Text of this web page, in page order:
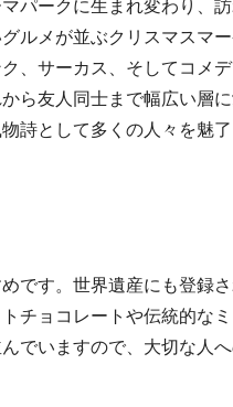
パークに生まれ変わり、
ルメが並ぶクリスマスマ
、サーカス、そしてコメ
ら友人同士まで幅広い層
詩として多くの人々を魅了
です。世界遺産にも登録
チョコレートや伝統的な
でいますので、大切な人